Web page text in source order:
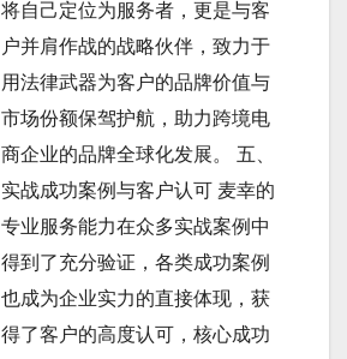
将自己定位为服务者，更是与客
户并肩作战的战略伙伴，致力于
用法律武器为客户的品牌价值与
市场份额保驾护航，助力跨境电
商企业的品牌全球化发展。 五、
实战成功案例与客户认可 麦幸的
专业服务能力在众多实战案例中
得到了充分验证，各类成功案例
也成为企业实力的直接体现，获
得了客户的高度认可，核心成功